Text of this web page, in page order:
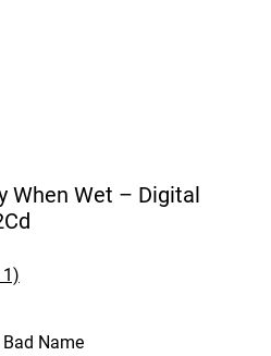
When Wet – Digital
Name